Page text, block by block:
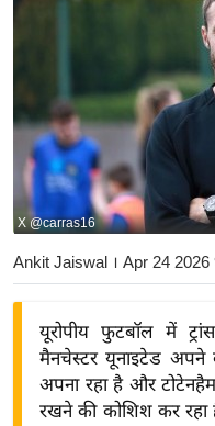
त
र्रा
ष्ट्री
य
बि
ज़
ने
द्यो
X @carras16
Ankit Jaiswal । Apr 24
यूरोपीय फुटबॉल में
मैनचेस्टर यूनाइटेड अपने
अपना रहा है और
रखने की कोशिश कर रहा